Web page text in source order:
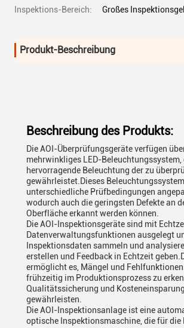
Inspektions-Bereich: Großes
Produkt-Beschreibung
Beschreibung des Produkts:
Die AOI-Überprüfungsgeräte verfügen
mehrwinkliges LED-Beleuchtungssystem,
hervorragende Beleuchtung der zu
gewährleistet.Dieses
unterschiedliche Prüfbedingungen
wodurch auch die geringsten Defekte an
Oberfläche erkannt werden können.
Die AOI-Inspektionsgeräte sind mit
Datenverwaltungsfunktionen ausgelegt
Inspektionsdaten sammeln und
erstellen und Feedback in Echtzeit
ermöglicht es, Mängel und
frühzeitig im Produktionsprozess zu
Qualitätssicherung und
gewährleisten.
Die AOI-Inspektionsanlage ist eine
optische Inspektionsmaschine, die für die